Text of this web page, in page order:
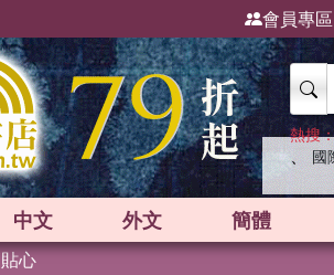
會員專區
熱搜
、 國
中文 外文 簡體
心